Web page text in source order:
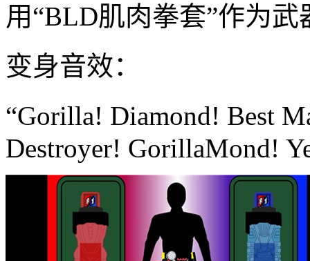
用“BLD肌肉拳套”作为武
变身音效：
“Gorilla! Diamond! Best
Destroyer! GorillaMond!